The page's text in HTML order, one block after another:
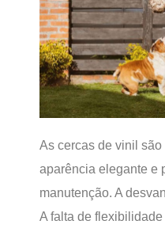
As cercas de vinil
aparência elegante e
manutenção. A
A falta de